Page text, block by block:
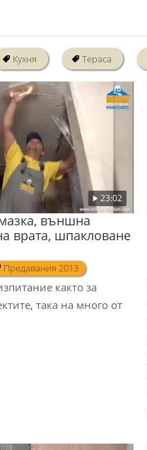
Кухня Тераса
23:02
външна
врата, шпакловане
Предавания 2013
както за
така на много от